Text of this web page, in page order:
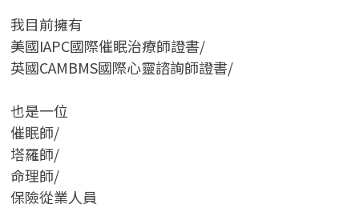
我目前擁有
美國IAPC國際催眠治療師證書/
英國CAMBMS國際心靈諮詢師證書/
也是一位
催眠師/
塔羅師/
命理師/
保險從業人員